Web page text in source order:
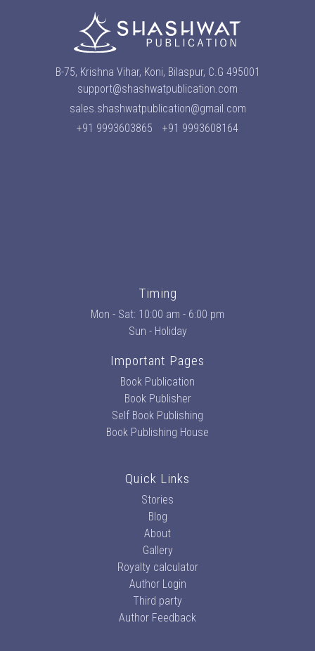
B-75, Krishna Vihar, Koni, Bilaspur, C.G 495001
support@shashwatpublication.com
sales.shashwatpublication@gmail.com
+91 9993603865
+91 9993608164
Timing
Mon - Sat: 10:00 am - 6:00 pm
Sun - Holiday
Important Pages
Book Publication
Book Publisher
Self Book Publishing
Book Publishing House
Quick Links
Stories
Blog
About
Gallery
Royalty calculator
Author Login
Third party
Author Feedback